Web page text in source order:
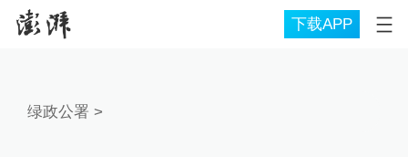
下载APP
绿政公署 >